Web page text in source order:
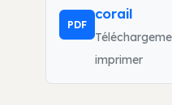
PDF
corail
imprimer